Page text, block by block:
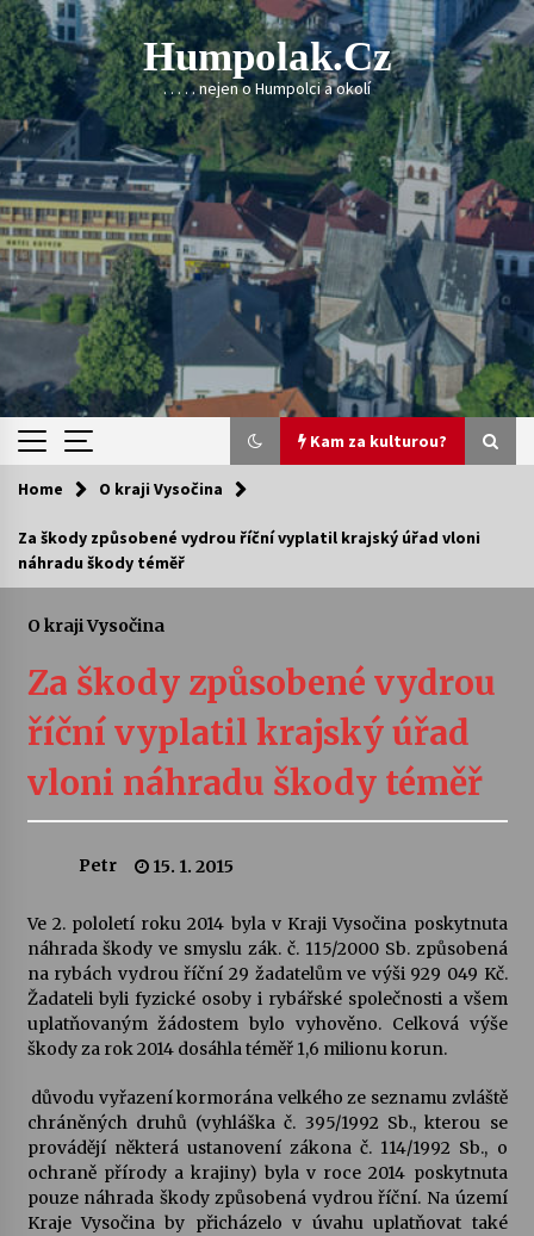
Skip
to
content
Humpolak.cz
. . . . . nejen o Humpolci a okolí
Kam za kulturou?
Kam za kulturou?
Letní koncerty ve Stromovce: Ars Camerata a
Vernisáž výstavy Josefíny Duškové: Stávám se
kapkou
30. 7. 2026
Veselí muzikanti
30. 7. 2026
šedesátka: 28. 7.–1. 8. 2026
28. 7. 2026
Letní koncerty ve Stromovce: Kolchoz a
Jenakaši
28. 7. 2026
Votavžatský ploty
23. 7. 2026
Letní koncerty ve Stromovce: Rufus Miller
Home O kraji Vysočina
Za škody způsobené vydrou říční vyplatil krajský úřad vloni
náhradu škody téměř
O kraji Vysočina
Za škody způsobené vydrou
říční vyplatil krajský úřad
vloni náhradu škody téměř
Petr 15. 1. 2015
Ve 2. pololetí roku 2014 byla v Kraji Vysočina poskytnuta
náhrada škody ve smyslu zák. č. 115/2000 Sb. způsobená
na rybách vydrou říční 29 žadatelům ve výši 929 049 Kč.
Žadateli byli fyzické osoby i rybářské společnosti a všem
uplatňovaným žádostem bylo vyhověno. Celková výše
škody za rok 2014 dosáhla téměř 1,6 milionu korun.
důvodu vyřazení kormorána velkého ze seznamu zvláště
chráněných druhů (vyhláška č. 395/1992 Sb., kterou se
provádějí některá ustanovení zákona č. 114/1992 Sb., o
ochraně přírody a krajiny) byla v roce 2014 poskytnuta
pouze náhrada škody způsobená vydrou říční. Na území
Kraje Vysočina by přicházelo v úvahu uplatňovat také